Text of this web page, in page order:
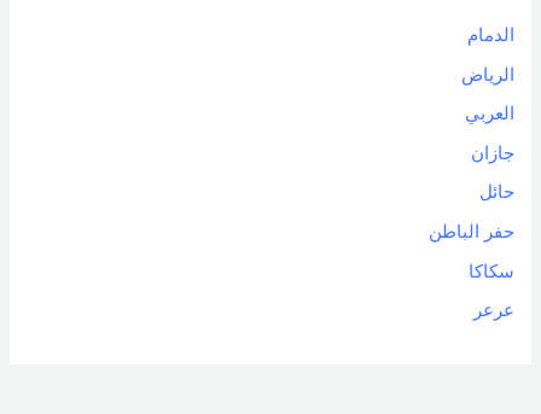
الدمام
الرياض
العربي
جازان
حائل
حفر الباطن
سكاكا
عرعر